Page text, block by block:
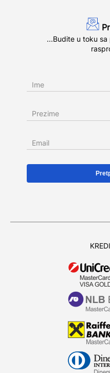
...Budite u toku
Ime
Prezime
Email